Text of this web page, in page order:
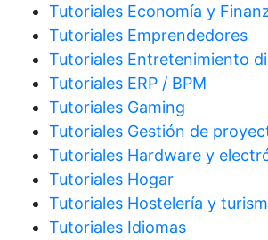
Tutoriales Economía y
Tutoriales Emprendedores
Tutoriales Entretenimiento
Tutoriales ERP / BPM
Tutoriales Gaming
Tutoriales Gestión de
Tutoriales Hardware y
Tutoriales Hogar
Tutoriales Hostelería y
Tutoriales Idiomas